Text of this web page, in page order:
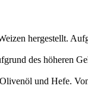
hergestellt.
des höheren
und Hefe.